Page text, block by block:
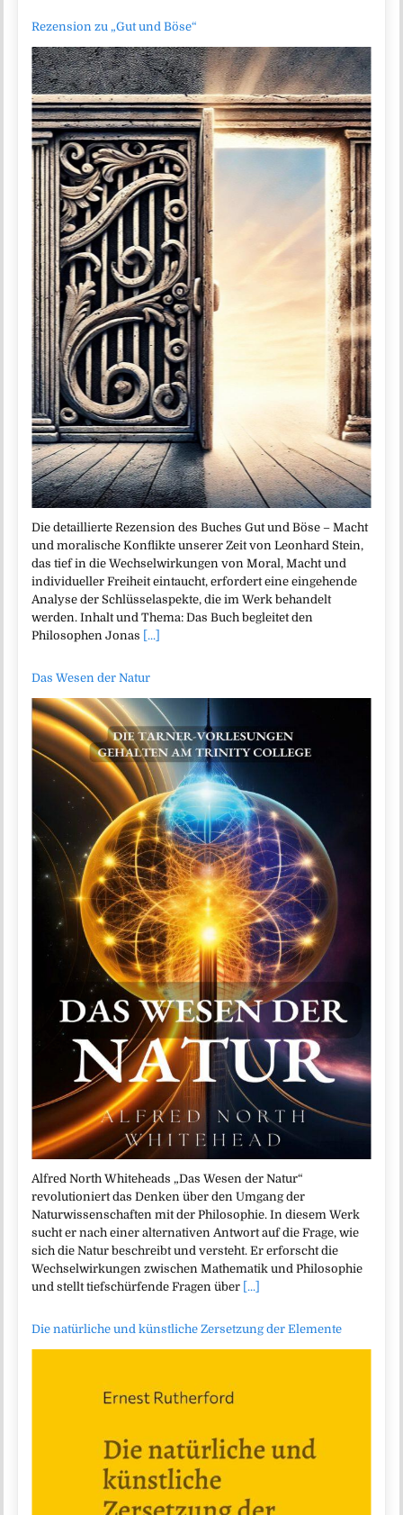
Rezension zu „Gut und Böse“
Die detaillierte Rezension des Buches Gut und Böse – Macht
und moralische Konflikte unserer Zeit von Leonhard Stein,
das tief in die Wechselwirkungen von Moral, Macht und
individueller Freiheit eintaucht, erfordert eine eingehende
Analyse der Schlüsselaspekte, die im Werk behandelt
werden. Inhalt und Thema: Das Buch begleitet den
Philosophen Jonas [...]
Das Wesen der Natur
Alfred North Whiteheads „Das Wesen der Natur“
revolutioniert das Denken über den Umgang der
Naturwissenschaften mit der Philosophie. In diesem Werk
sucht er nach einer alternativen Antwort auf die Frage, wie
sich die Natur beschreibt und versteht. Er erforscht die
Wechselwirkungen zwischen Mathematik und Philosophie
und stellt tiefschürfende Fragen über [...]
Die natürliche und künstliche Zersetzung der Elemente